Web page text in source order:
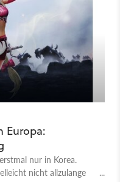
Europa:
nur in Korea.
nicht allzulange